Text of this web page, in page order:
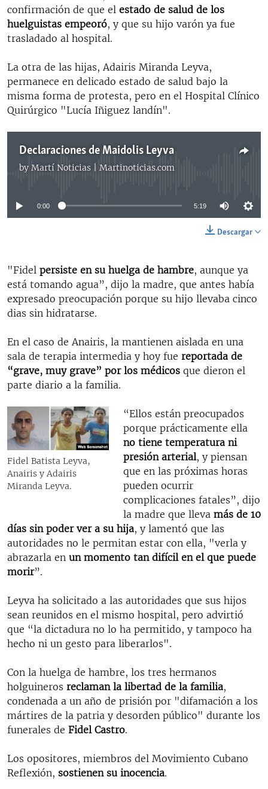
confirmación de que el estado de salud de los
huelguistas empeoró, y que su hijo varón ya fue
trasladado al hospital.
La otra de las hijas, Adairis Miranda Leyva,
permanece en delicado estado de salud bajo la
misma forma de protesta, pero en el Hospital Clínico
Quirúrgico "Lucía Iñiguez landín".
Declaraciones de Maidolis Leyva
by Martí Noticias | Martinoticias.com
No media source currently available
0:00 5:19
Descargar
"Fidel persiste en su huelga de hambre, aunque ya
está tomando agua”, dijo la madre, que antes había
expresado preocupación porque su hijo llevaba cinco
dias sin hidratarse.
En el caso de Anairis, la mantienen aislada en una
sala de terapia intermedia y hoy fue reportada de
“grave, muy grave” por los médicos que dieron el
parte diario a la familia.
Fidel Batista Leyva,
Anairis y Adairis
Miranda Leyva.
“Ellos están preocupados
porque prácticamente ella
no tiene temperatura ni
presión arterial, y piensan
que en las próximas horas
pueden ocurrir
complicaciones fatales”, dijo
la madre que lleva más de 10
días sin poder ver a su hija, y lamentó que las
autoridades no le permitan estar con ella, "verla y
abrazarla en un momento tan difícil en el que puede
morir”.
Leyva ha solicitado a las autoridades que sus hijos
sean reunidos en el mismo hospital, pero advirtió
que “la dictadura no lo ha permitido, y tampoco ha
hecho ni un gesto para liberarlos".
Con la huelga de hambre, los tres hermanos
holguineros reclaman la libertad de la familia,
condenada a un año de prisión por "difamación a los
mártires de la patria y desorden público" durante los
funerales de Fidel Castro.
Los opositores, miembros del Movimiento Cubano
Reflexión, sostienen su inocencia.